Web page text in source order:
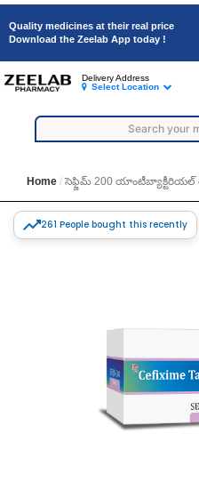
Quality medicines at their real price
Download the Zeelab App today !
Delivery Address
Select Location
Home సెఫ్జిమ్ 200 యాంటీబ్యాక్టీరియల్
261 People bought this recently